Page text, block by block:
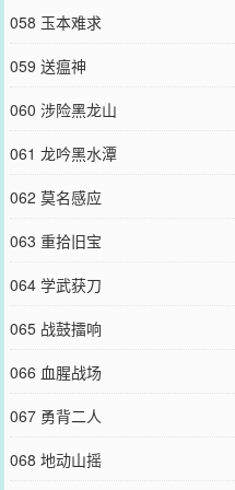
058 玉本难求
059 送瘟神
060 涉险黑龙山
061 龙吟黑水潭
062 莫名感应
063 重拾旧宝
064 学武获刀
065 战鼓擂响
066 血腥战场
067 勇背二人
068 地动山摇